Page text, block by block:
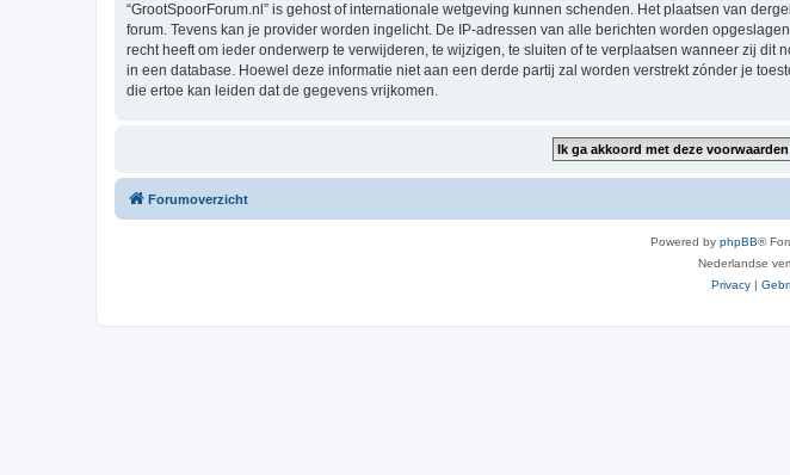
“GrootSpoorForum.nl” is gehost of internationale wetgeving kunnen schenden. Het plaatsen van
forum. Tevens kan je provider worden ingelicht. De IP-adressen van alle berichten worden
recht heeft om ieder onderwerp te verwijderen, te wijzigen, te sluiten of te verplaatsen wanneer zij
in een database. Hoewel deze informatie niet aan een derde partij zal worden verstrekt zónder je
die ertoe kan leiden dat de gegevens vrijkomen.
Forumoverzicht
Powered by phpBB®
Nederlandse
Privacy |